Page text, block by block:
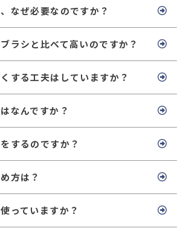
なぜ必要なのですか？
ラシと比べて高いのですか？
する工夫はしていますか？
なんですか？
するのですか？
方は？
っていますか？